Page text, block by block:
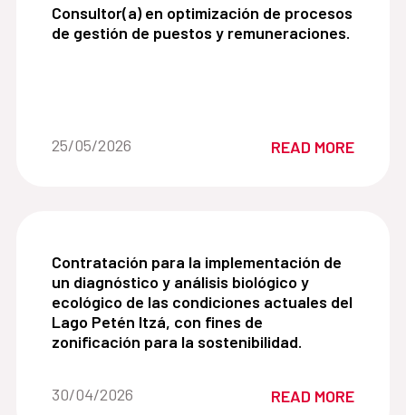
Consultor(a) en optimización de procesos de
Consultor(a) en optimización de procesos
de gestión de puestos y remuneraciones.
Date of the news::
25/05/2026 READ MORE
Contratación para la implementación de un
Contratación para la implementación de
un diagnóstico y análisis biológico y
ecológico de las condiciones actuales del
Lago Petén Itzá, con fines de
zonificación para la sostenibilidad.
Date of the news::
30/04/2026 READ MORE